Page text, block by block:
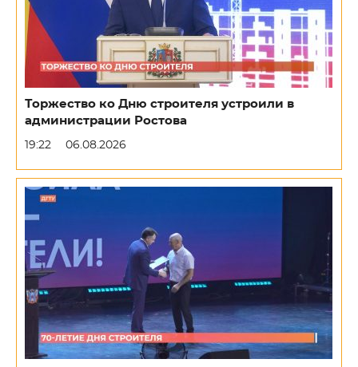
Торжество ко Дню строителя устроили в
администрации Ростова
19:22 06.08.2026